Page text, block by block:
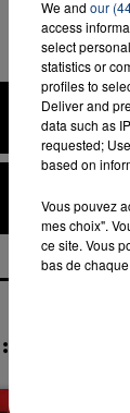
We and our
access
select
statistics or
profiles to
Deliver and
data such as
requested;
based on
Vous pouvez
mes choix".
ce site. Vous
bas de